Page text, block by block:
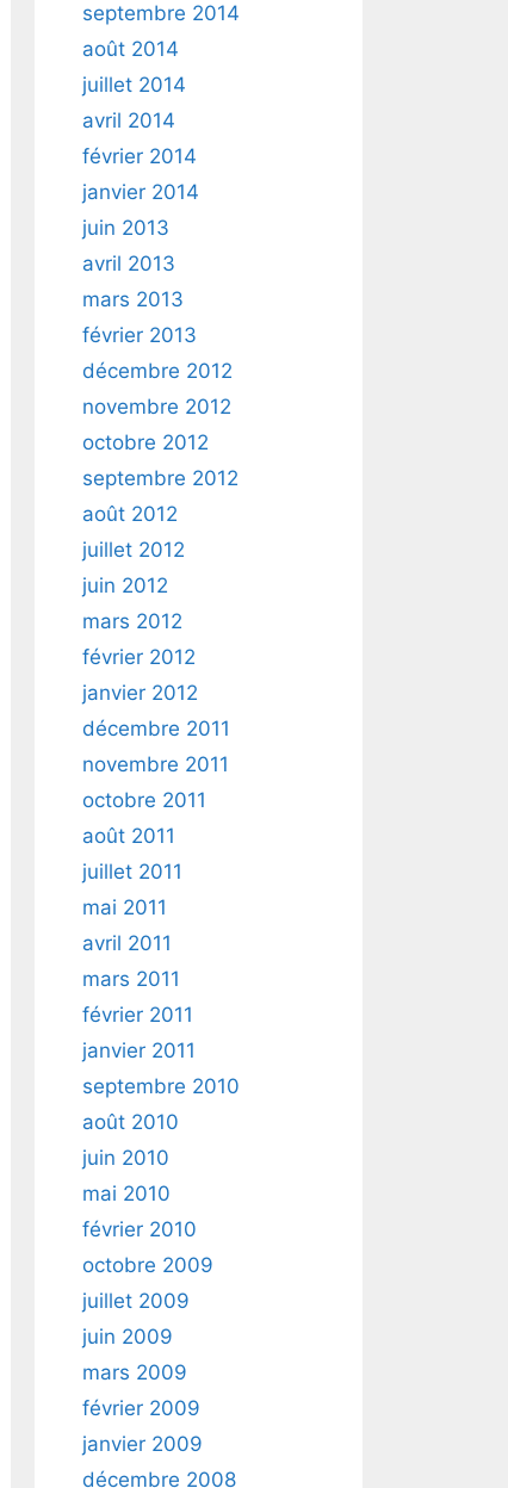
septembre 2014
août 2014
juillet 2014
avril 2014
février 2014
janvier 2014
juin 2013
avril 2013
mars 2013
février 2013
décembre 2012
novembre 2012
octobre 2012
septembre 2012
août 2012
juillet 2012
juin 2012
mars 2012
février 2012
janvier 2012
décembre 2011
novembre 2011
octobre 2011
août 2011
juillet 2011
mai 2011
avril 2011
mars 2011
février 2011
janvier 2011
septembre 2010
août 2010
juin 2010
mai 2010
février 2010
octobre 2009
juillet 2009
juin 2009
mars 2009
février 2009
janvier 2009
décembre 2008